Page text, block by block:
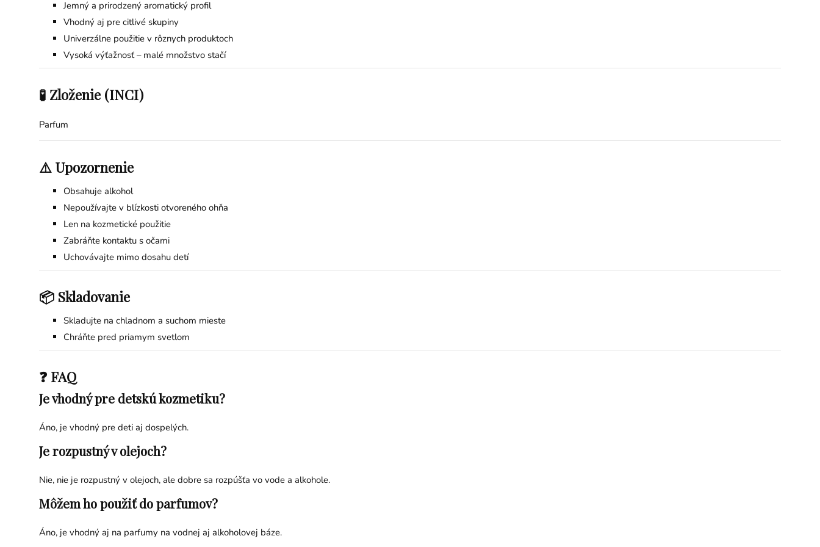
Jemný a prirodzený aromatický profil
Vhodný aj pre citlivé skupiny
Univerzálne použitie v rôznych produktoch
Vysoká výťažnosť – malé množstvo stačí
🧪 Zloženie (INCI)
Parfum
⚠️ Upozornenie
Obsahuje alkohol
Nepoužívajte v blízkosti otvoreného ohňa
Len na kozmetické použitie
Zabráňte kontaktu s očami
Uchovávajte mimo dosahu detí
📦 Skladovanie
Skladujte na chladnom a suchom mieste
Chráňte pred priamym svetlom
❓ FAQ
Je vhodný pre detskú kozmetiku?
Áno, je vhodný pre deti aj dospelých.
Je rozpustný v olejoch?
Nie, nie je rozpustný v olejoch, ale dobre sa rozpúšťa vo vode a alkohole.
Môžem ho použiť do parfumov?
Áno, je vhodný aj na parfumy na vodnej aj alkoholovej báze.